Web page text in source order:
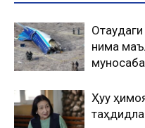
нима
Ҳуқуқ